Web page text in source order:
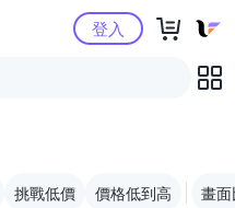
購物中心登入
挑戰低價 價格低到高 畫